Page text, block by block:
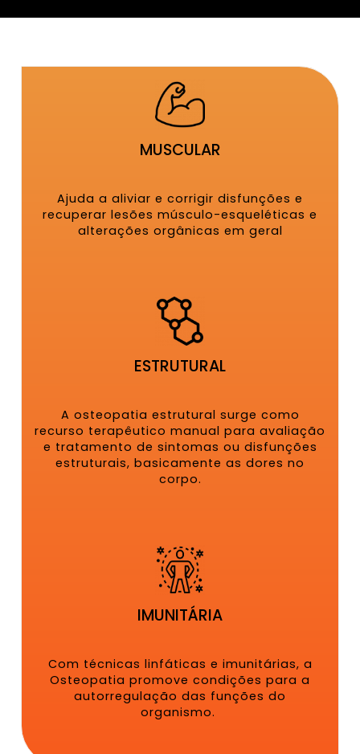
MUSCULAR
Ajuda a aliviar e corrigir disfunções e
recuperar lesões músculo-esqueléticas e
alterações orgânicas em geral
ESTRUTURAL
A osteopatia estrutural surge como
recurso terapêutico manual para avaliação
e tratamento de sintomas ou disfunções
estruturais, basicamente as dores no
corpo.
IMUNITÁRIA
Com técnicas linfáticas e imunitárias, a
Osteopatia promove condições para a
autorregulação das funções do
organismo.